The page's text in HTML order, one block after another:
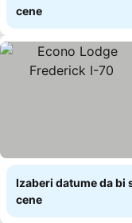
cene
Izaberi datume da bi
cene